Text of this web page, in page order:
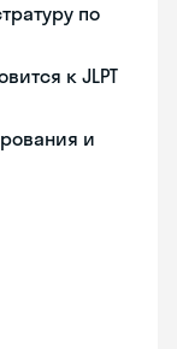
по
к JLPT
и